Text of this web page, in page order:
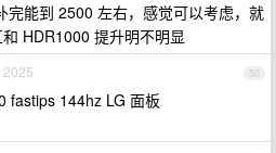
完能到 2500 左右，感觉可以考虑，就
HDR1000 提升明不明显
50
2025
fastips 144hz LG 面板